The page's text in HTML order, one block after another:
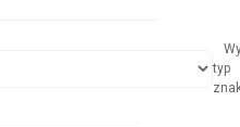
typ